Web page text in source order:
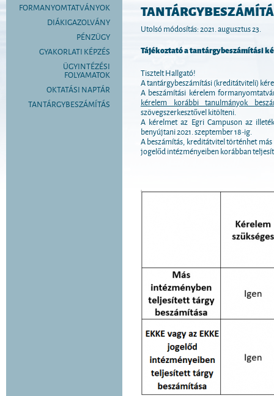
FORMANYOMTATVÁNYOK
DIÁKIGAZOLVÁNY
PÉNZÜGY
GYAKORLATI KÉPZÉS
ÜGYINTÉZÉSI
FOLYAMATOK
OKTATÁSI NAPTÁR
TANTÁRGYBESZÁMÍTÁS
Utolsó módosítás: 2021. augusztus 23.
Tájékoztató a tantárgybeszámítási
Tisztelt Hallgató!
A tantárgybeszámítási (kreditátviteli)
A beszámítási kérelem
kérelem korábbi tanulmányok
szövegszerkesztővel kitölteni.
A kérelmet az Egri Campuson az
benyújtani 2021. szeptember 18-ig.
A beszámítás, kreditátvitel történhet
jogelőd intézményeiben korábban